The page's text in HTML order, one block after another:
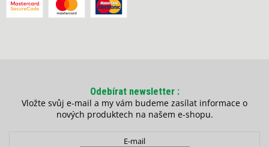
Odebírat newsletter
Vložte svůj e-mail a my vám budeme zasílat informace o
nových produktech na našem e-shopu.
E-mail